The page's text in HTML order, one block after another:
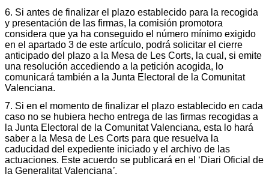
6. Si antes de finalizar el plazo establecido para la recogida
y presentación de las firmas, la comisión promotora
considera que ya ha conseguido el número mínimo exigido
en el apartado 3 de este artículo, podrá solicitar el cierre
anticipado del plazo a la Mesa de Les Corts, la cual, si emite
una resolución accediendo a la petición acogida, lo
comunicará también a la Junta Electoral de la Comunitat
Valenciana.
7. Si en el momento de finalizar el plazo establecido en cada
caso no se hubiera hecho entrega de las firmas recogidas a
la Junta Electoral de la Comunitat Valenciana, esta lo hará
saber a la Mesa de Les Corts para que resuelva la
caducidad del expediente iniciado y el archivo de las
actuaciones. Este acuerdo se publicará en el ‘Diari Oficial de
la Generalitat Valenciana’.